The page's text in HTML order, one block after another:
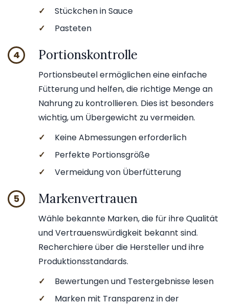
✓
Stückchen in Sauce
✓
Pasteten
4 Portionskontrolle
Portionsbeutel ermöglichen eine einfache
Fütterung und helfen, die richtige Menge an
Nahrung zu kontrollieren. Dies ist besonders
wichtig, um Übergewicht zu vermeiden.
✓
Keine Abmessungen erforderlich
✓
Perfekte Portionsgröße
✓
Vermeidung von Überfütterung
5 Markenvertrauen
Wähle bekannte Marken, die für ihre Qualität
und Vertrauenswürdigkeit bekannt sind.
Recherchiere über die Hersteller und ihre
Produktionsstandards.
✓
Bewertungen und Testergebnisse lesen
✓
Marken mit Transparenz in der